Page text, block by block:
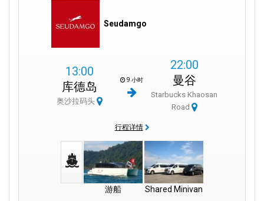
Seudamgo
13:00
库德岛
奥沙拉码头
9 小时
22:00
曼谷
Starbucks Khaosan
Road
行程详情
游船 Shared Minivan